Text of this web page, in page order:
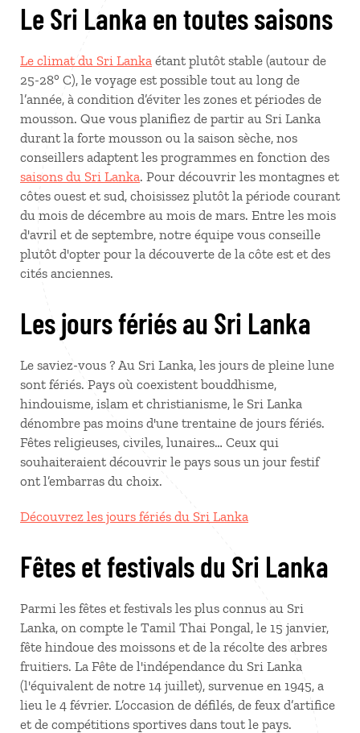
Le Sri Lanka en toutes saisons
Le climat du Sri Lanka étant plutôt stable (autour de
25-28° C), le voyage est possible tout au long de
l’année, à condition d’éviter les zones et périodes de
mousson. Que vous planifiez de partir au Sri Lanka
durant la forte mousson ou la saison sèche, nos
conseillers adaptent les programmes en fonction des
saisons du Sri Lanka. Pour découvrir les montagnes et
côtes ouest et sud, choisissez plutôt la période courant
du mois de décembre au mois de mars. Entre les mois
d'avril et de septembre, notre équipe vous conseille
plutôt d'opter pour la découverte de la côte est et des
cités anciennes.
Les jours fériés au Sri Lanka
Le saviez-vous ? Au Sri Lanka, les jours de pleine lune
sont fériés. Pays où coexistent bouddhisme,
hindouisme, islam et christianisme, le Sri Lanka
dénombre pas moins d'une trentaine de jours fériés.
Fêtes religieuses, civiles, lunaires… Ceux qui
souhaiteraient découvrir le pays sous un jour festif
ont l’embarras du choix.
Découvrez les jours fériés du Sri Lanka
Fêtes et festivals du Sri Lanka
Parmi les fêtes et festivals les plus connus au Sri
Lanka, on compte le Tamil Thai Pongal, le 15 janvier,
fête hindoue des moissons et de la récolte des arbres
fruitiers. La Fête de l'indépendance du Sri Lanka
(l'équivalent de notre 14 juillet), survenue en 1945, a
lieu le 4 février. L’occasion de défilés, de feux d’artifice
et de compétitions sportives dans tout le pays.